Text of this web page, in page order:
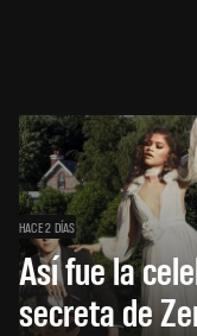
HACE 2 DÍAS
Así fue la
secreta de